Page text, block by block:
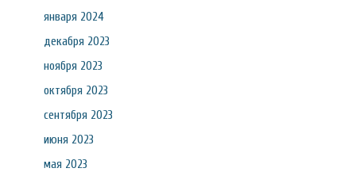
января 2024
декабря 2023
ноября 2023
октября 2023
сентября 2023
июня 2023
мая 2023